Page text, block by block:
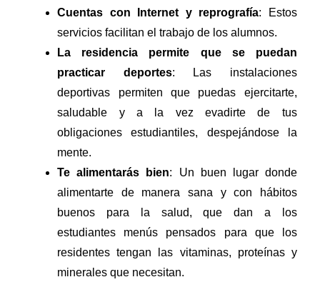
Cuentas con Internet y reprografía: Estos
servicios facilitan el trabajo de los alumnos.
La residencia permite que se puedan
practicar deportes: Las instalaciones
deportivas permiten que puedas ejercitarte,
saludable y a la vez evadirte de tus
obligaciones estudiantiles, despejándose la
mente.
Te alimentarás bien: Un buen lugar donde
alimentarte de manera sana y con hábitos
buenos para la salud, que dan a los
estudiantes menús pensados para que los
residentes tengan las vitaminas, proteínas y
minerales que necesitan.